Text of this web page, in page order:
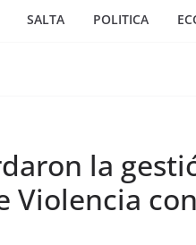
SALTA POLITICA
la
Violencia